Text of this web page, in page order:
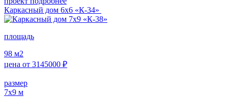
Каркасный дом 6х6 «К-34»
площадь
98 м2
цена от 3145000 ₽
размер
7х9 м